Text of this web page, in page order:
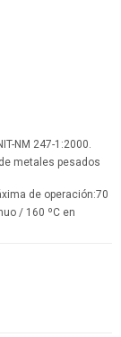
NM 247-1:2000.
metales pesados
de operación:70
/ 160 ºC en